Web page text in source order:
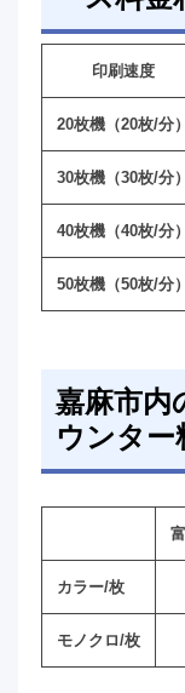
印刷速度
20枚機（20枚/分）
30枚機（30枚/分）
40枚機（40枚/分）
50枚機（50枚/分）
嘉麻市内
ウンター
カラー/枚
モノクロ/枚